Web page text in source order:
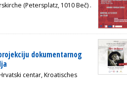
(Petersplatz, 1010 Beč) .
dokumentarnog
centar, Kroatisches